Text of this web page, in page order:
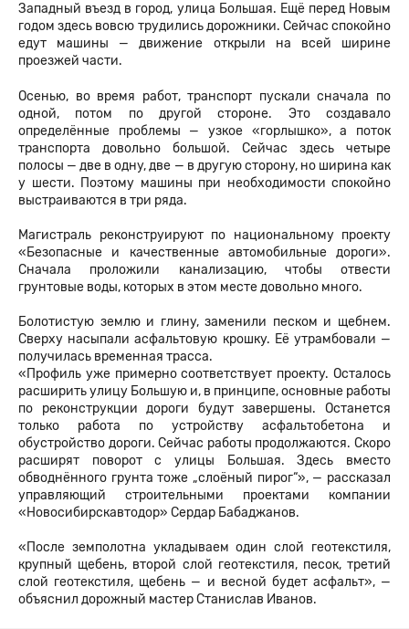
Западный въезд в город, улица Большая. Ещё перед Новым
годом здесь вовсю трудились дорожники. Сейчас спокойно
едут машины — движение открыли на всей ширине
проезжей части.
Осенью, во время работ, транспорт пускали сначала по
одной, потом по другой стороне. Это создавало
определённые проблемы — узкое «горлышко», а поток
транспорта довольно большой. Сейчас здесь четыре
полосы — две в одну, две — в другую сторону, но ширина как
у шести. Поэтому машины при необходимости спокойно
выстраиваются в три ряда.
Магистраль реконструируют по национальному проекту
«Безопасные и качественные автомобильные дороги».
Сначала проложили канализацию, чтобы отвести
грунтовые воды, которых в этом месте довольно много.
Болотистую землю и глину, заменили песком и щебнем.
Сверху насыпали асфальтовую крошку. Её утрамбовали —
получилась временная трасса.⁠
«Профиль уже примерно соответствует проекту. Осталось
расширить улицу Большую и, в принципе, основные работы
по реконструкции дороги будут завершены. Останется
только работа по устройству асфальтобетона и
обустройство дороги. Сейчас работы продолжаются. Скоро
расширят поворот с улицы Большая. Здесь вместо
обводнённого грунта тоже „слоёный пирог“», — рассказал
управляющий строительными проектами компании
«Новосибирскавтодор» Сердар Бабаджанов.
«После земполотна укладываем один слой геотекстиля,
крупный щебень, второй слой геотекстиля, песок, третий
слой геотекстиля, щебень — и весной будет асфальт», —
объяснил дорожный мастер Станислав Иванов.